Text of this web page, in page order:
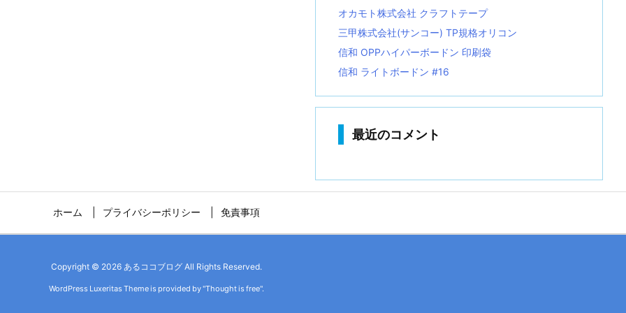
オカモト株式会社 クラフトテープ
三甲株式会社(サンコー) TP規格オリコン
信和 OPPハイパーボードン 印刷袋
信和 ライトボードン #16
最近のコメント
ホーム プライバシーポリシー 免責事項
Copyright © 2026 あるココブログ All Rights Reserved.
WordPress Luxeritas Theme is provided by "Thought is free".